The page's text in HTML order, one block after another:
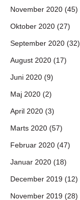
November 2020 (45)
Oktober 2020 (27)
September 2020 (32)
August 2020 (17)
Juni 2020 (9)
Maj 2020 (2)
April 2020 (3)
Marts 2020 (57)
Februar 2020 (47)
Januar 2020 (18)
December 2019 (12)
November 2019 (28)